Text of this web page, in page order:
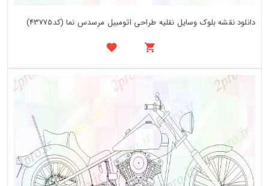
دانلود نقشه بلوک وسایل نقلیه طراحی اتومبیل مرسدس نما (کد43775)